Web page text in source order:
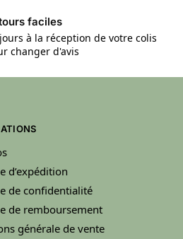
faciles
à la réception de votre colis
changer d'avis
d’expédition
de confidentialité
de remboursement
générale de vente